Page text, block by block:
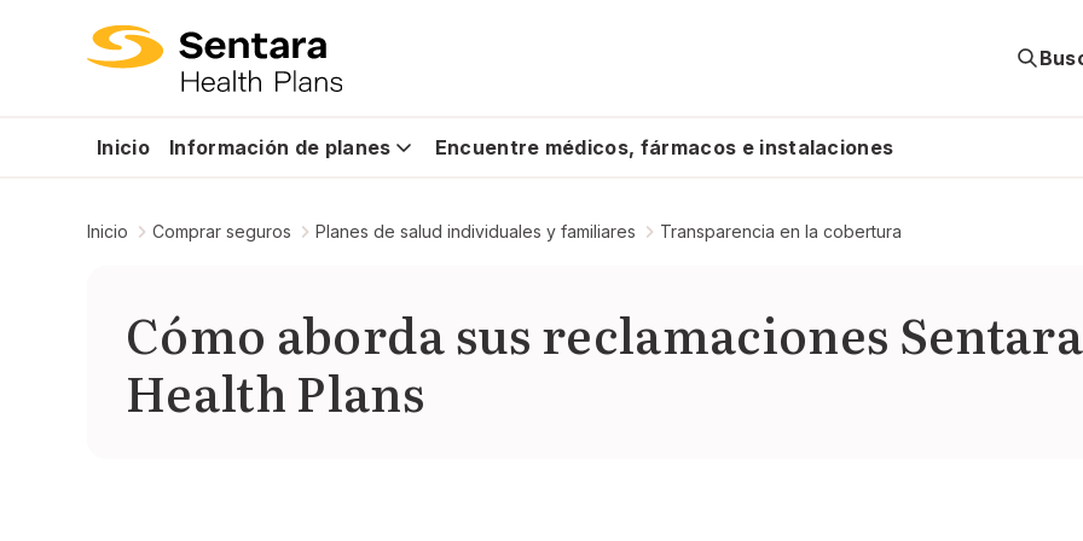
Inicio Información de planes Encuentre médicos, fármacos e instalaciones
Inicio Comprar seguros Planes de salud individuales y familiares Transparencia en la cobertura
Cómo aborda sus reclamaciones Sentara
Health Plans